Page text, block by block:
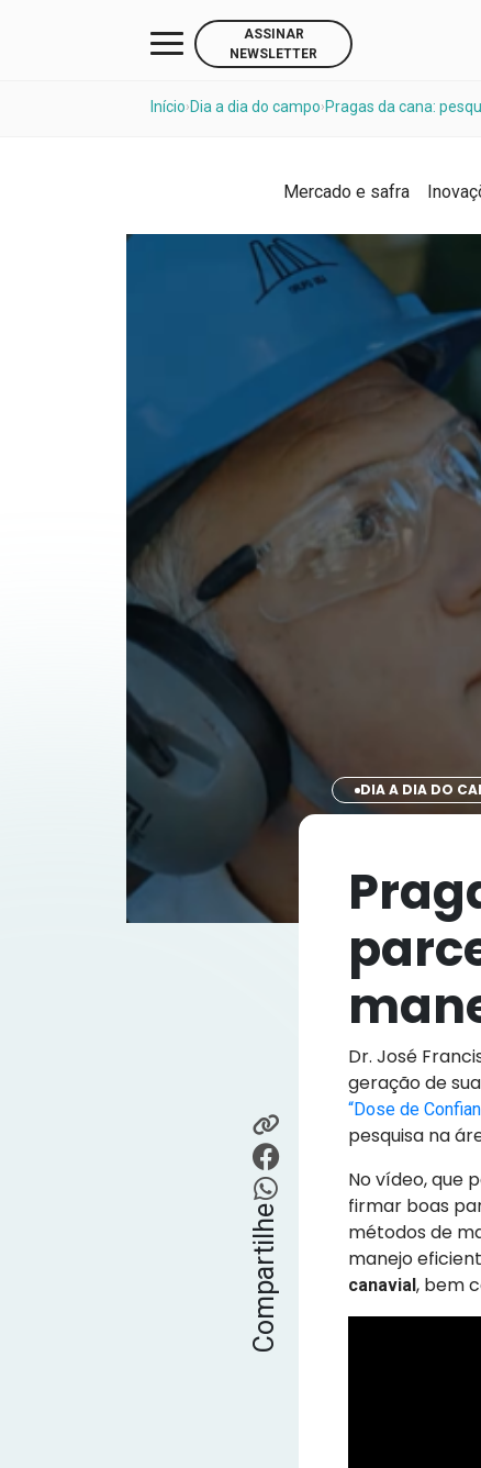
ASSINAR
NEWSLETTER
Início› Dia a dia do campo› Pragas da cana:
Mercado e safra
DIA A DIA DO
Compartilhe
Dr. José
geração de
“Dose de
pesquisa na
No vídeo, que
firmar boas
métodos de
manejo
canavial, bem